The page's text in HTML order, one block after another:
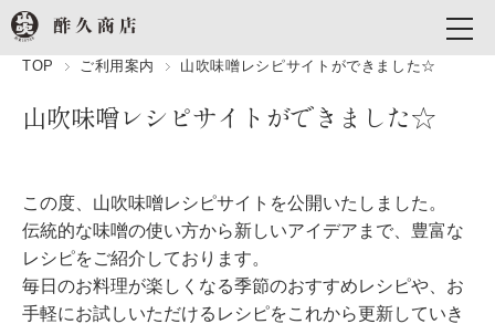
TOP ご利用案内 山吹味噌レシピサイトができました☆
山吹味噌レシピサイトができました☆
この度、山吹味噌レシピサイトを公開いたしました。
伝統的な味噌の使い方から新しいアイデアまで、豊富な
レシピをご紹介しております。
毎日のお料理が楽しくなる季節のおすすめレシピや、お
手軽にお試しいただけるレシピをこれから更新していき